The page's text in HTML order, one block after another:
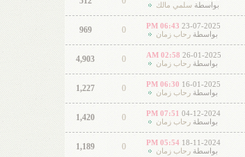
بواسطةسلمي مالك
23-07-2025
06:43 PM
بواسطةرحاب زمان 0
969
26-01-2025
02:58 AM
بواسطةرحاب زمان 0
4,903
16-01-2025
06:30 PM
بواسطةرحاب زمان 0
1,227
04-12-2024
07:51 PM
بواسطةرحاب زمان 0
1,420
18-11-2024
05:54 PM
بواسطةرحاب زمان 0
1,189